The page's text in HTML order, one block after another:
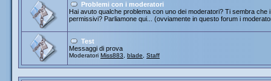
Problemi con i moderatori
Hai avuto qualche problema con uno dei moderatori? Ti sembra
permissivi? Parliamone qui... (ovviamente in questo forum i
Test
Messaggi di prova
Moderatori Miss883 blade Staff